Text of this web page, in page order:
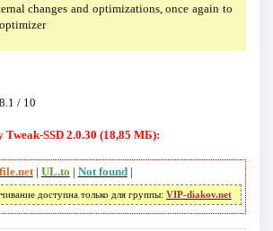
changes and optimizations, once again to
/ 10
Tweak-SSD 2.0.30 (18,85 МБ):
| UL.to | Not found|
доступна только для группы: VIP-diakov.net